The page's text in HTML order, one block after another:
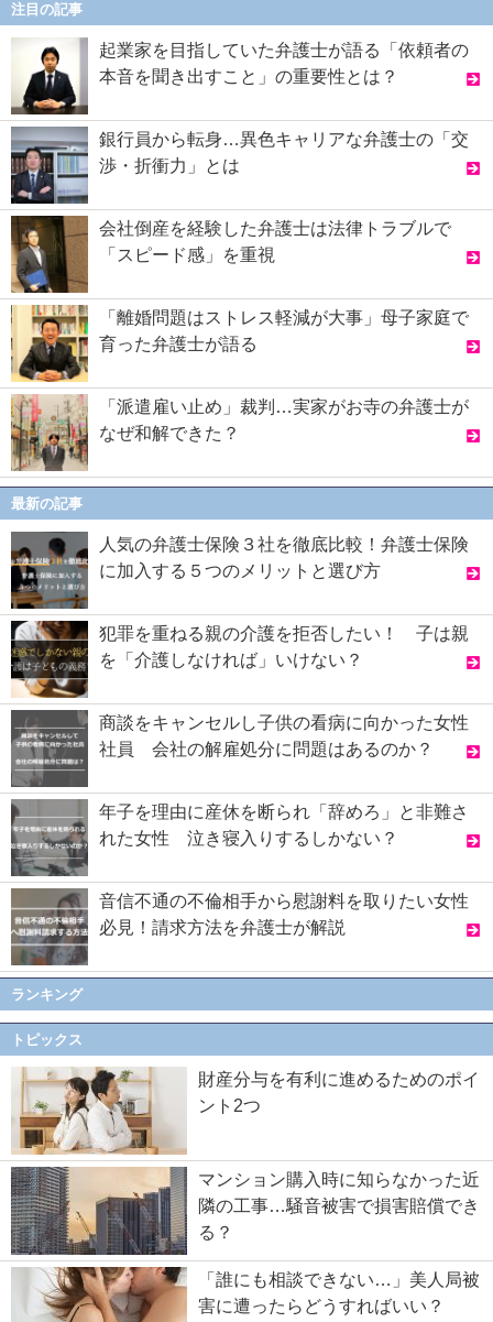
注目の記事
起業家を目指していた弁護士が語る「依頼者の
本音を聞き出すこと」の重要性とは？
銀行員から転身…異色キャリアな弁護士の「交
渉・折衝力」とは
会社倒産を経験した弁護士は法律トラブルで
「スピード感」を重視
「離婚問題はストレス軽減が大事」母子家庭で
育った弁護士が語る
「派遣雇い止め」裁判…実家がお寺の弁護士が
なぜ和解できた？
最新の記事
人気の弁護士保険３社を徹底比較！弁護士保険
に加入する５つのメリットと選び方
犯罪を重ねる親の介護を拒否したい！ 子は親
を「介護しなければ」いけない？
商談をキャンセルし子供の看病に向かった女性
社員 会社の解雇処分に問題はあるのか？
年子を理由に産休を断られ「辞めろ」と非難さ
れた女性 泣き寝入りするしかない？
音信不通の不倫相手から慰謝料を取りたい女性
必見！請求方法を弁護士が解説
ランキング
トピックス
財産分与を有利に進めるためのポイ
ント2つ
マンション購入時に知らなかった近
隣の工事…騒音被害で損害賠償でき
る？
「誰にも相談できない…」美人局被
害に遭ったらどうすればいい？